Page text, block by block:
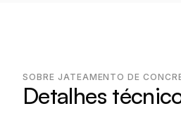
SOBRE JATEAMENTO DE
Detalhes